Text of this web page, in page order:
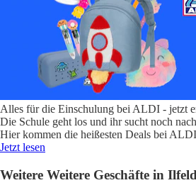
Alles für die Einschulung bei ALDI - jetzt
Die Schule geht los und ihr sucht noch
Hier kommen die heißesten Deals bei
Jetzt lesen
Weitere Weitere Geschäfte in Ilfeld